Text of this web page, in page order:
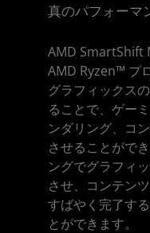
真のパフォーマ
AMD SmartShift
AMD Ryzen™ プ
グラフィックス
ることで、ゲー
ンダリング、コ
させることがで
ングでグラフィ
させ、コンテン
すばやく完了す
とができます。